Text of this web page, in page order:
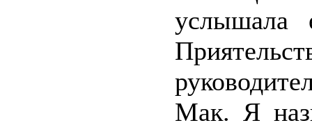
услышала
Мак. Я